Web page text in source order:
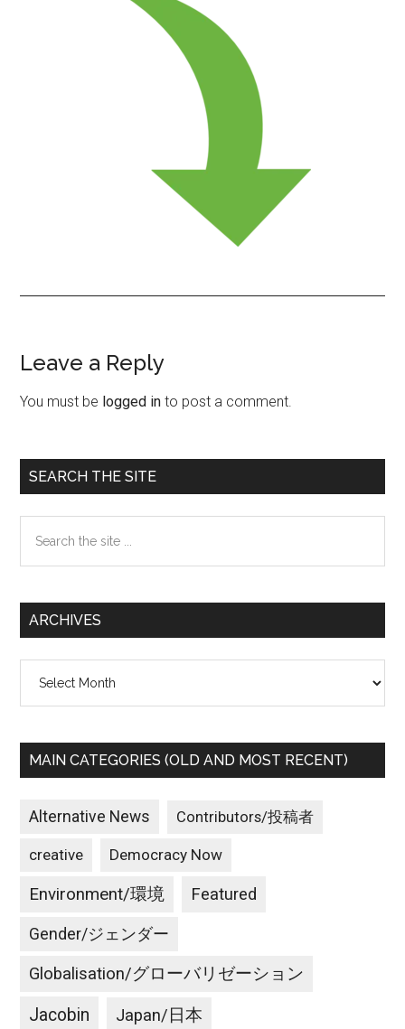
Reader
Interactions
Leave a Reply
You must be logged in to post a comment.
Primary
Sidebar
SEARCH THE SITE
the
ARCHIVES
MAIN CATEGORIES (OLD AND MOST RECENT)
Alternative News Contributors/投稿者
creative Democracy Now
Environment/環境 Featured
Gender/ジェンダー
Globalisation/グローバリゼーション
Jacobin Japan/日本